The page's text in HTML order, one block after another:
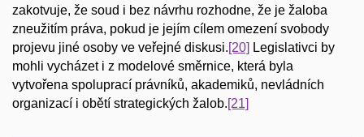
zakotvuje, že soud i bez návrhu rozhodne, že je žaloba
zneužitím práva, pokud je jejím cílem omezení svobody
projevu jiné osoby ve veřejné diskusi.[20] Legislativci by
mohli vycházet i z modelové směrnice, která byla
vytvořena spoluprací právníků, akademiků, nevládních
organizací i obětí strategických žalob.[21]